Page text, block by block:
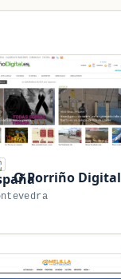
O Porriño Digital